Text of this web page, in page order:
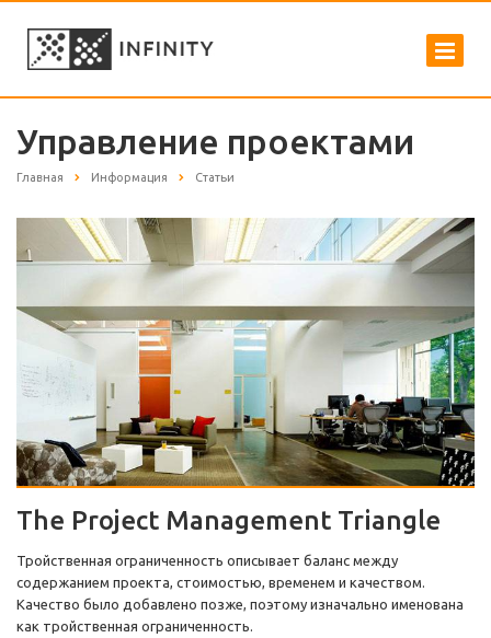
Управление проектами
Главная Информация Статьи
The Project Management Triangle
Тройственная ограниченность описывает баланс между
содержанием проекта, стоимостью, временем и качеством.
Качество было добавлено позже, поэтому изначально именована
как тройственная ограниченность.